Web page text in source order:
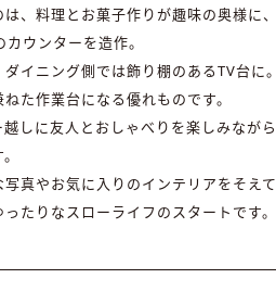
、料理とお菓子作りが趣味の奥様に、
ウンターを造作。
イニング側では飾り棚のあるTV台に。
た作業台になる優れものです。
しに友人とおしゃべりを楽しみながら
真やお気に入りのインテリアをそえて
たりなスローライフのスタートです。